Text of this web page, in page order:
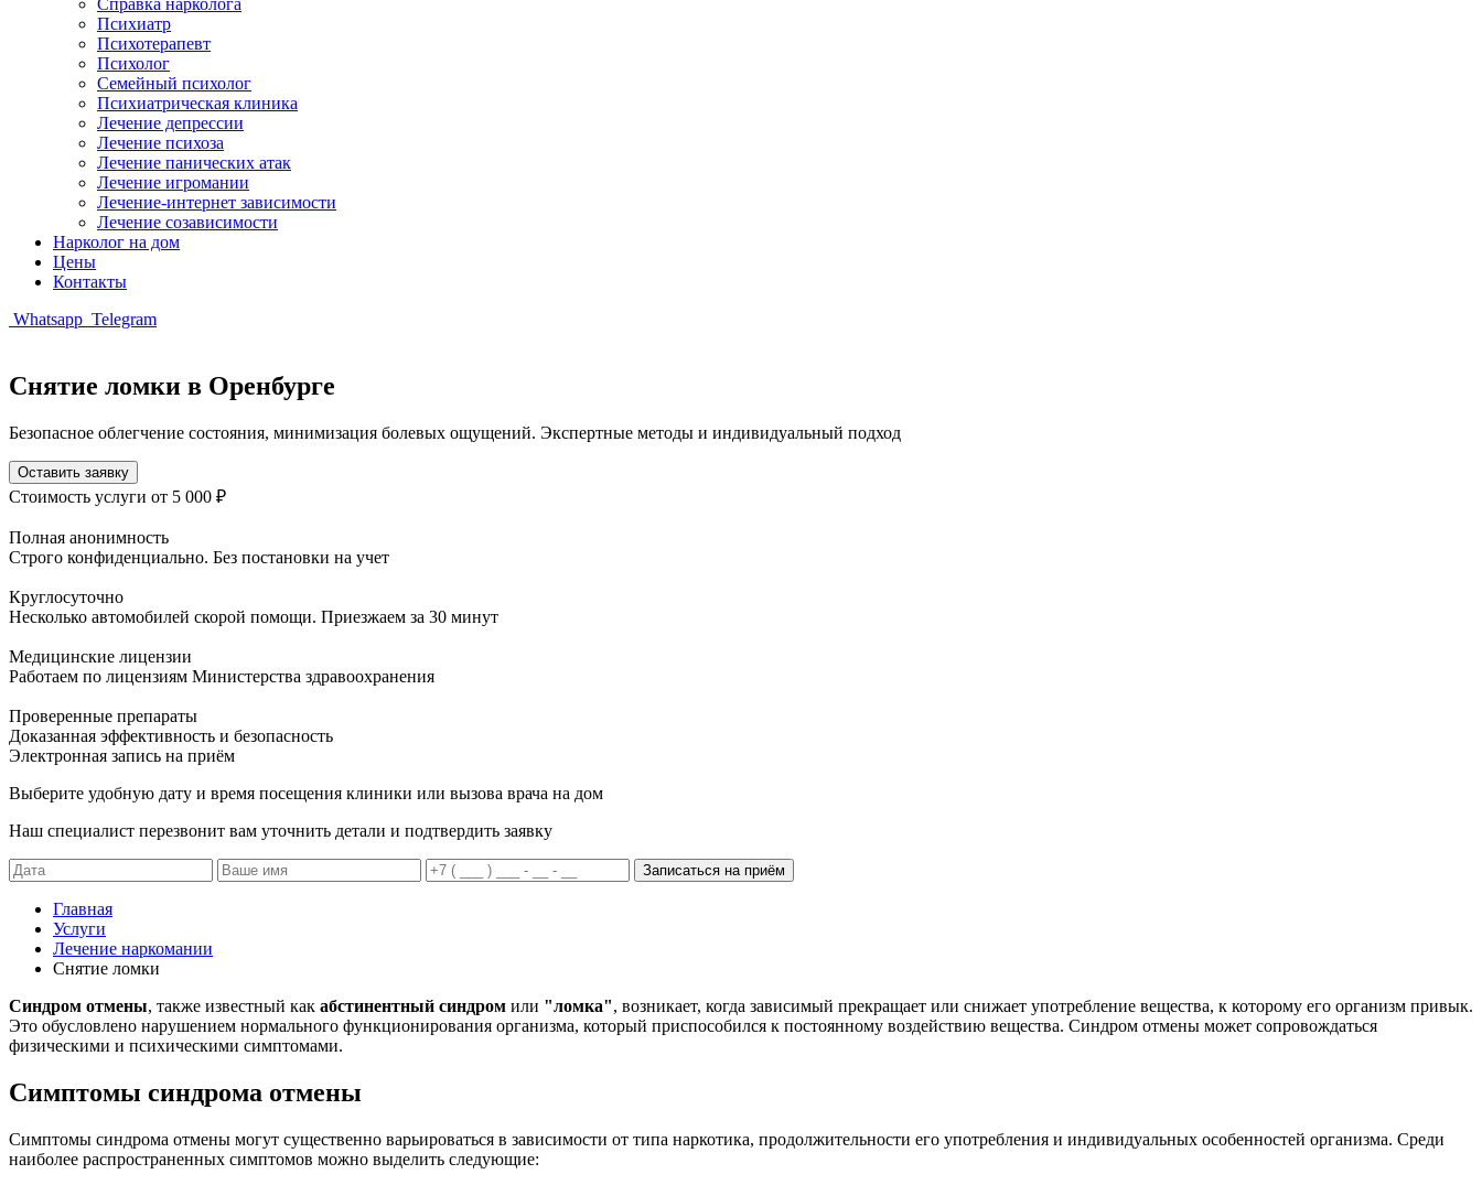
Справка нарколога
Психиатр
Психотерапевт
Психолог
Семейный психолог
Психиатрическая клиника
Лечение депрессии
Лечение психоза
Лечение панических атак
Лечение игромании
Лечение-интернет зависимости
Лечение созависимости
Нарколог на дом
Цены
Контакты
Whatsapp Telegram
Снятие ломки в Оренбурге
Безопасное облегчение состояния, минимизация болевых ощущений. Экспертные методы и индивидуальный подход
Оставить заявку
Стоимость услуги от 5 000 ₽
Полная анонимность
Строго конфиденциально. Без постановки на учет
Круглосуточно
Несколько автомобилей скорой помощи. Приезжаем за 30 минут
Медицинские лицензии
Работаем по лицензиям Министерства здравоохранения
Проверенные препараты
Доказанная эффективность и безопасность
Электронная запись на приём
Выберите удобную дату и время посещения клиники или вызова врача на дом
Наш специалист перезвонит вам уточнить детали и подтвердить заявку
Записаться на приём
Главная
Услуги
Лечение наркомании
Снятие ломки
Синдром отмены, также известный как абстинентный синдром или "ломка", возникает, когда зависимый прекращает или снижает употребление вещества, к которому его организм привык.
Это обусловлено нарушением нормального функционирования организма, который приспособился к постоянному воздействию вещества. Синдром отмены может сопровождаться
физическими и психическими симптомами.
Симптомы синдрома отмены
Симптомы синдрома отмены могут существенно варьироваться в зависимости от типа наркотика, продолжительности его употребления и индивидуальных особенностей организма. Среди
наиболее распространенных симптомов можно выделить следующие: